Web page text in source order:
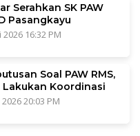
Serahkan SK PAW
Pasangkayu
16:32 PM
Soal PAW RMS,
Lakukan Koordinasi
20:03 PM